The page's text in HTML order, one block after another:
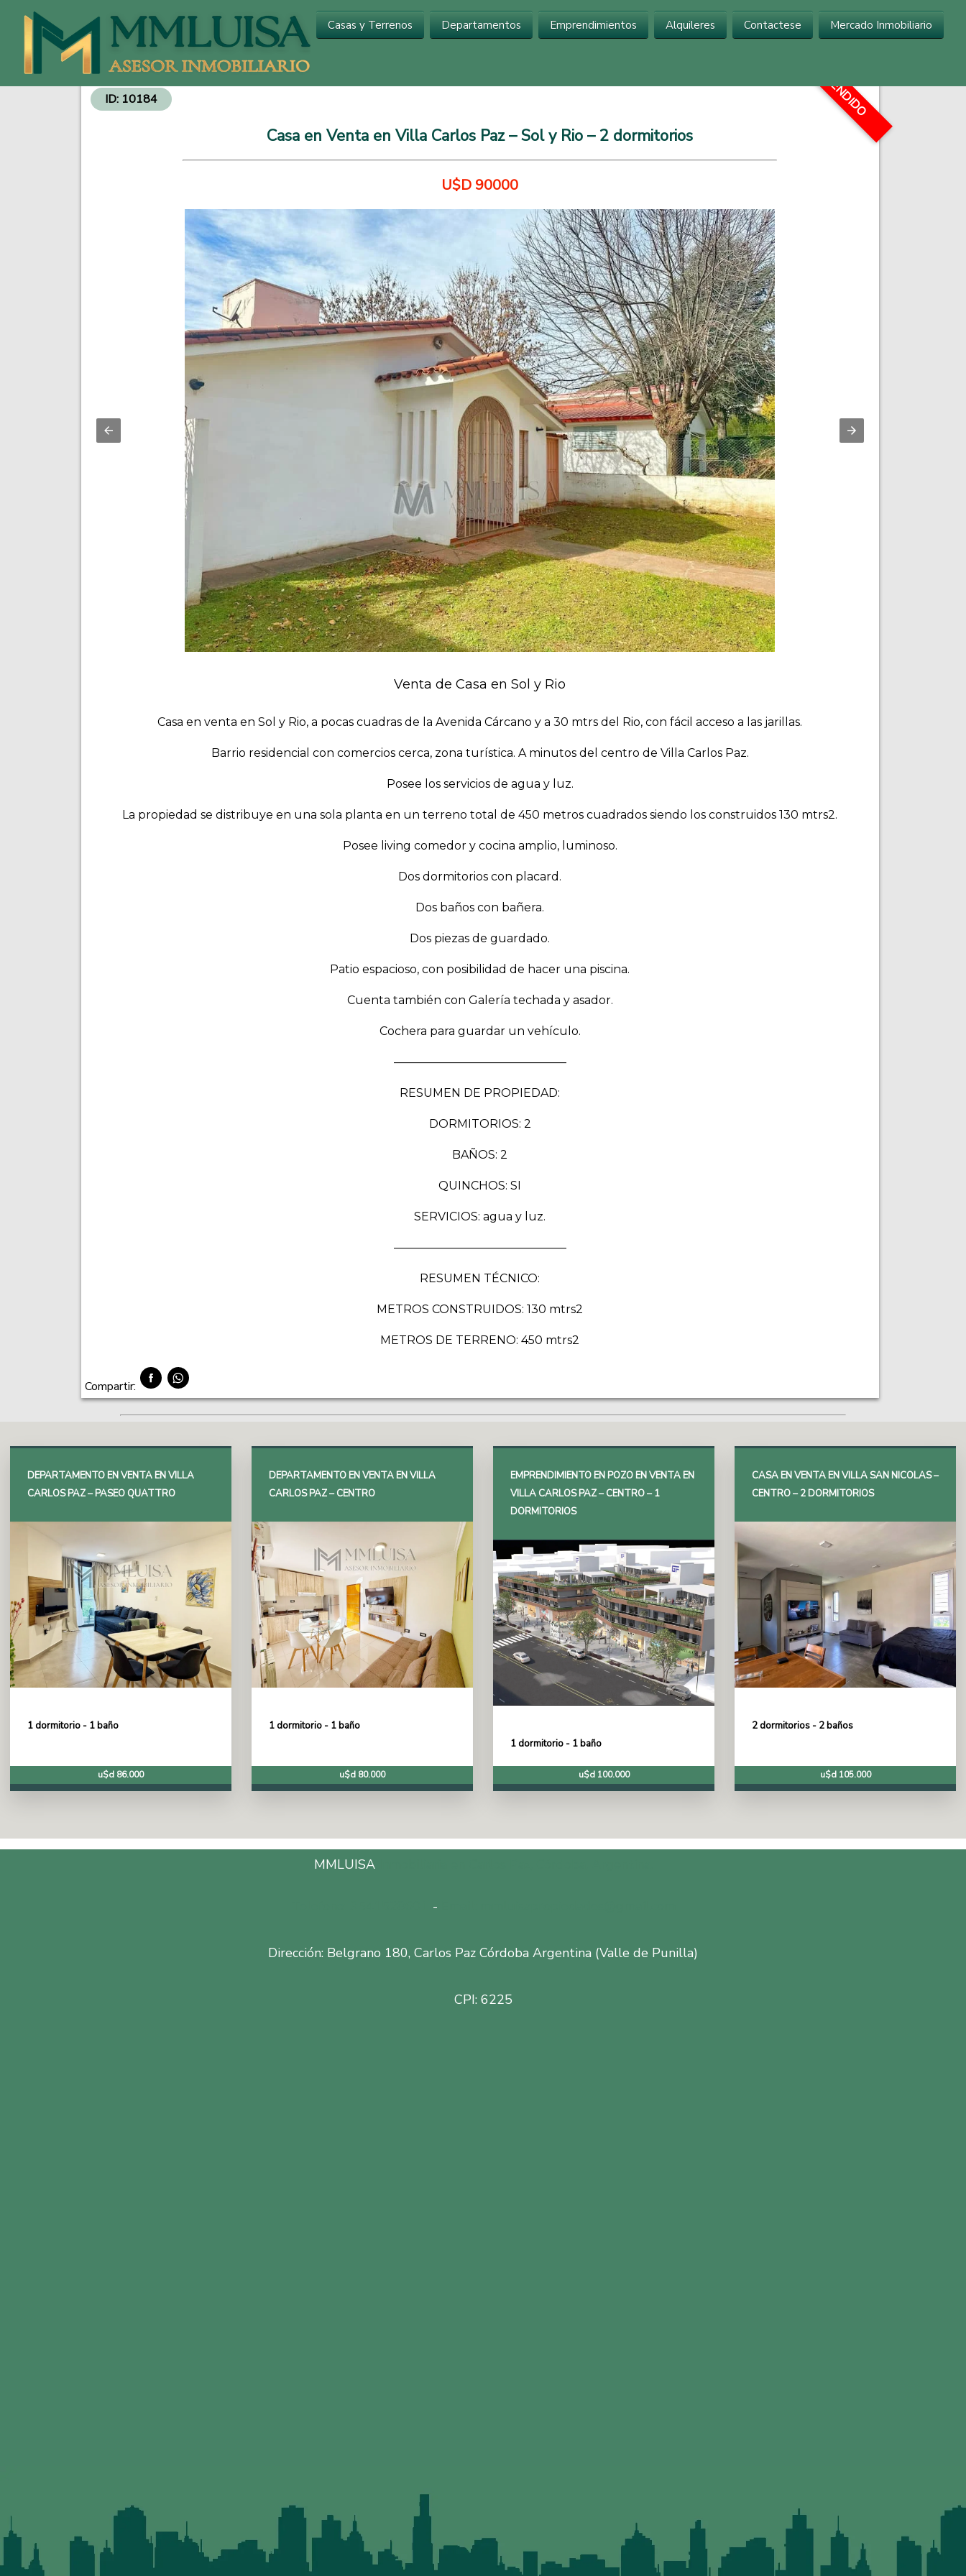
Inmobiliaria en Carlos Paz
Venta de Departamentos y Propiedades - Inversiones Inmobiliarias
Casas y Terrenos Departamentos Emprendimientos Alquileres Contactese Mercado Inmobiliario
ID: 10184
Casa en Venta en Villa Carlos Paz – Sol y Rio – 2 dormitorios
U$D 90000
VENDIDO
Venta de Casa en Sol y Rio
Casa en venta en Sol y Rio, a pocas cuadras de la Avenida Cárcano y a 30 mtrs del Rio, con fácil acceso a las jarillas.
Barrio residencial con comercios cerca, zona turística. A minutos del centro de Villa Carlos Paz.
Posee los servicios de agua y luz.
La propiedad se distribuye en una sola planta en un terreno total de 450 metros cuadrados siendo los construidos 130 mtrs2.
Posee living comedor y cocina amplio, luminoso.
Dos dormitorios con placard.
Dos baños con bañera.
Dos piezas de guardado.
Patio espacioso, con posibilidad de hacer una piscina.
Cuenta también con Galería techada y asador.
Cochera para guardar un vehículo.
———————————————
RESUMEN DE PROPIEDAD:
DORMITORIOS: 2
BAÑOS: 2
QUINCHOS: SI
SERVICIOS: agua y luz.
———————————————
RESUMEN TÉCNICO:
METROS CONSTRUIDOS: 130 mtrs2
METROS DE TERRENO: 450 mtrs2
Compartir:
DEPARTAMENTO EN VENTA EN VILLA
CARLOS PAZ – PASEO QUATTRO
1 dormitorio - 1 baño
u$d 86.000
DEPARTAMENTO EN VENTA EN VILLA
CARLOS PAZ – CENTRO
1 dormitorio - 1 baño
u$d 80.000
EMPRENDIMIENTO EN POZO EN VENTA EN
VILLA CARLOS PAZ – CENTRO – 1
DORMITORIOS
1 dormitorio - 1 baño
u$d 100.000
CASA EN VENTA EN VILLA SAN NICOLAS –
CENTRO – 2 DORMITORIOS
2 dormitorios - 2 baños
u$d 105.000
MMLUISA
-
Dirección: Belgrano 180, Carlos Paz Córdoba Argentina (Valle de Punilla)
CPI: 6225